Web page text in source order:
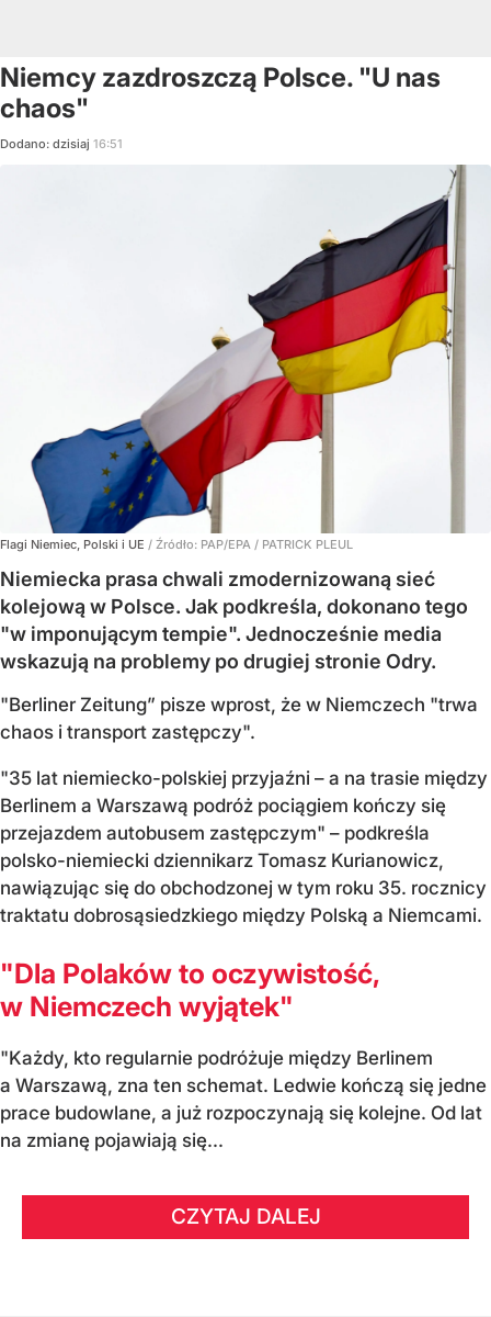
Niemcy zazdroszczą Polsce. "U nas
chaos"
Dodano: dzisiaj 16:51
Flagi Niemiec, Polski i UE / Źródło: PAP/EPA / PATRICK PLEUL
Niemiecka prasa chwali zmodernizowaną sieć
kolejową w Polsce. Jak podkreśla, dokonano tego
"w imponującym tempie". Jednocześnie media
wskazują na problemy po drugiej stronie Odry.
"Berliner Zeitung” pisze wprost, że w Niemczech "trwa
chaos i transport zastępczy".
"35 lat niemiecko-polskiej przyjaźni – a na trasie między
Berlinem a Warszawą podróż pociągiem kończy się
przejazdem autobusem zastępczym" – podkreśla
polsko-niemiecki dziennikarz Tomasz Kurianowicz,
nawiązując się do obchodzonej w tym roku 35. rocznicy
traktatu dobrosąsiedzkiego między Polską a Niemcami.
"Dla Polaków to oczywistość,
w Niemczech wyjątek"
"Każdy, kto regularnie podróżuje między Berlinem
a Warszawą, zna ten schemat. Ledwie kończą się jedne
prace budowlane, a już rozpoczynają się kolejne. Od lat
na zmianę pojawiają się...
CZYTAJ DALEJ